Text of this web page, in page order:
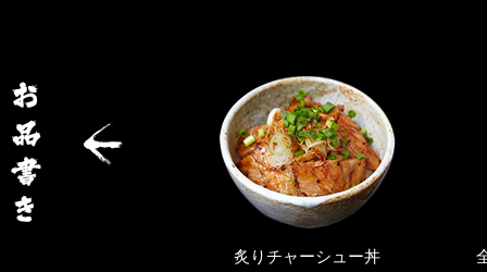
炙りチャーシュー丼